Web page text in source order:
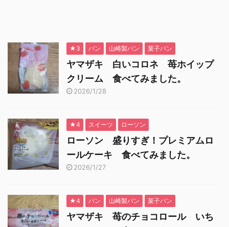
★3 パン 山崎製パン 菓子パン
ヤマザキ 白いコロネ 苺ホイップ
クリーム 食べてみました。
2026/1/28
★4 スイーツ ローソン
ローソン 盛りすぎ！プレミアムロ
ールケーキ 食べてみました。
2026/1/27
★4 パン 山崎製パン 菓子パン
ヤマザキ 苺のチョコロール いち